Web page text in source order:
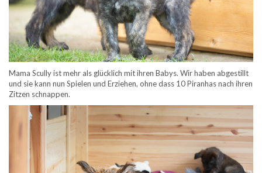
Mama Scully ist mehr als glücklich mit ihren Babys. Wir haben abgestillt
und sie kann nun Spielen und Erziehen, ohne dass 10 Piranhas nach ihren
Zitzen schnappen.